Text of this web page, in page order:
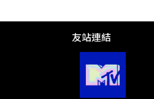
友站連結